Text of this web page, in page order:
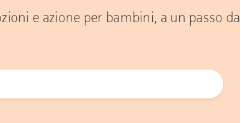
e azione per bambini, a un passo da